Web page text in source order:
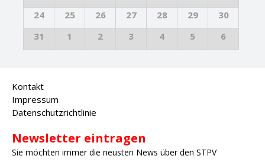
24
25 26 27 28 29
30
31
1 2 3 4 5 6
Kontakt
Impressum
Datenschutzrichtlinie
Newsletter eintragen
Sie möchten immer die neusten News über den STPV